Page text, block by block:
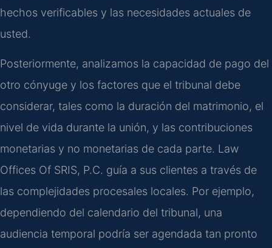
hechos verificables y las necesidades actuales de
usted.
Posteriormente, analizamos la capacidad de pago del
otro cónyuge y los factores que el tribunal debe
considerar, tales como la duración del matrimonio, el
nivel de vida durante la unión, y las contribuciones
monetarias y no monetarias de cada parte. Law
Offices Of SRIS, P.C. guía a sus clientes a través de
las complejidades procesales locales. Por ejemplo,
dependiendo del calendario del tribunal, una
audiencia temporal podría ser agendada tan pronto